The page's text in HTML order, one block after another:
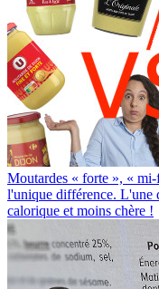
Moutardes « forte », «
l'unique différence. L'une
calorique et moins chère !